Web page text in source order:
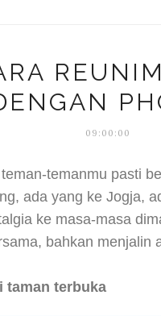
09:00:00
temanmu pasti
ada yang ke Jogja,
ke masa-masa
bahkan menjalin
taman terbuka